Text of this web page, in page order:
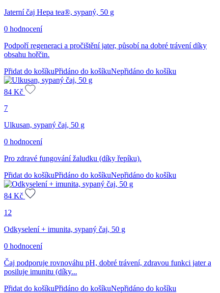
Jaterní čaj Hepa tea®, sypaný, 50 g
0 hodnocení
Podpoří regeneraci a pročištění jater, působí na dobré trávení díky
obsahu hořčin.
Přidat do košíkuPřidáno do košíkuNepřidáno do košíku
84 Kč
7
Ulkusan, sypaný čaj, 50 g
0 hodnocení
Pro zdravé fungování žaludku (díky řepíku).
Přidat do košíkuPřidáno do košíkuNepřidáno do košíku
84 Kč
12
Odkyselení + imunita, sypaný čaj, 50 g
0 hodnocení
Čaj podporuje rovnováhu pH, dobré trávení, zdravou funkci jater a
posiluje imunitu (díky...
Přidat do košíkuPřidáno do košíkuNepřidáno do košíku